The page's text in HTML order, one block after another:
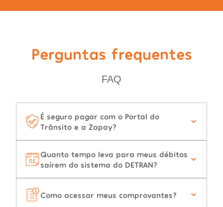
Perguntas frequentes
FAQ
É seguro pagar com o Portal do
Trânsito e a Zapay?
Quanto tempo leva para meus débitos
saírem do sistema do DETRAN?
Como acessar meus comprovantes?